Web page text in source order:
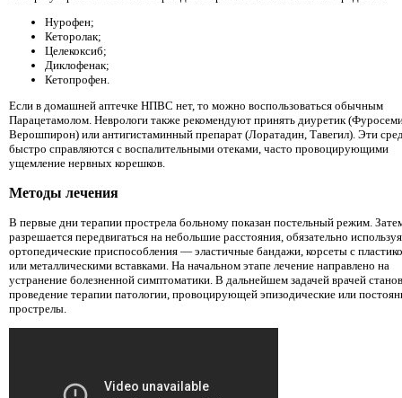
Нурофен;
Кеторолак;
Целекоксиб;
Диклофенак;
Кетопрофен.
Если в домашней аптечке НПВС нет, то можно воспользоваться обычным
Парацетамолом. Неврологи также рекомендуют принять диуретик
Верошпирон) или антигистаминный препарат (Лоратадин, Тавегил). Эти
быстро справляются с воспалительными отеками, часто провоцирующими
ущемление нервных корешков.
Методы лечения
В первые дни терапии прострела больному показан постельный режим.
разрешается передвигаться на небольшие расстояния, обязательно используя
ортопедические приспособления — эластичные бандажи, корсеты с
или металлическими вставками. На начальном этапе лечение направлено на
устранение болезненной симптоматики. В дальнейшем задачей врачей
проведение терапии патологии, провоцирующей эпизодические или
прострелы.